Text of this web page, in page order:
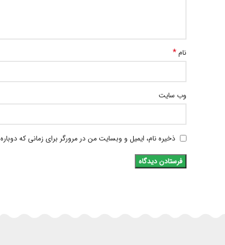
نام*
وب‌ سایت
ذخیره نام، ایمیل و وبسایت من در مرورگر برای زمانی که